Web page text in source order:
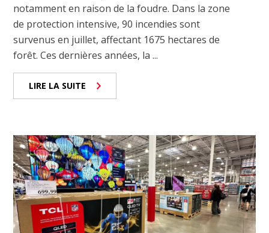
notamment en raison de la foudre. Dans la zone
de protection intensive, 90 incendies sont
survenus en juillet, affectant 1675 hectares de
forêt. Ces dernières années, la ...
LIRE LA SUITE